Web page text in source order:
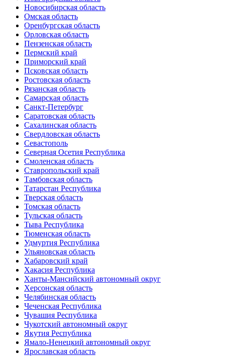
Новосибирская область
Омская область
Оренбургская область
Орловская область
Пензенская область
Пермский край
Приморский край
Псковская область
Ростовская область
Рязанская область
Самарская область
Санкт-Петербург
Саратовская область
Сахалинская область
Свердловская область
Севастополь
Северная Осетия Республика
Смоленская область
Ставропольский край
Тамбовская область
Татарстан Республика
Тверская область
Томская область
Тульская область
Тыва Республика
Тюменская область
Удмуртия Республика
Ульяновская область
Хабаровский край
Хакасия Республика
Ханты-Мансийский автономный округ
Херсонская область
Челябинская область
Чеченская Республика
Чувашия Республика
Чукотский автономный округ
Якутия Республика
Ямало-Ненецкий автономный округ
Ярославская область